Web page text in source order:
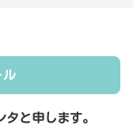
ル
と申します。